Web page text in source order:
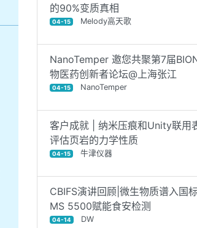
的90%变质真相
04-15 Melody高天歌
NanoTemper 邀您共聚第7届
物医药创新者论坛@上海张江
04-15 NanoTemper
客户成就 | 纳米压痕和Unity联用
评估页岩的力学性质
04-15 牛津仪器
CBIFS演讲回顾|微生物质谱入国
MS 5500赋能食安检测
04-14 DW